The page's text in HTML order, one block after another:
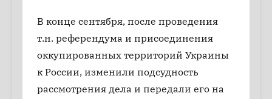
В конце сентября, после проведения
т.н. референдума и присоединения
оккупированных территорий Украины
к России, изменили подсудность
рассмотрения дела и передали его на